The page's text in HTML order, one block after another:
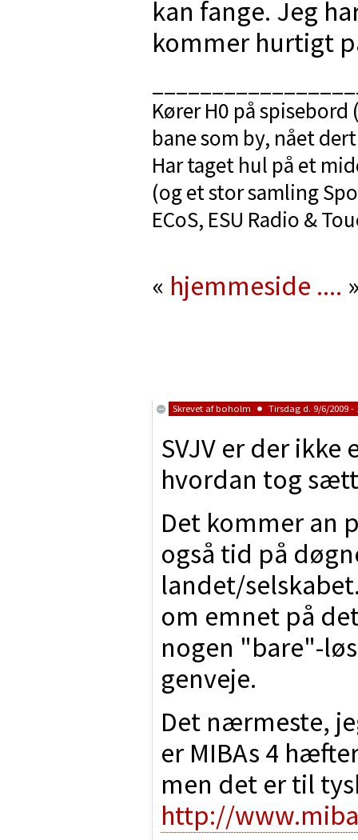
kan fange. Jeg
kommer hurtigt
Kører H0 på spisebord
bane som by, nået
Har taget hul på et
(og et stor samling
ECoS, ESU Radio &
« hjemmeside ....
Skrevet afboholm Tirsdag d. 9/6/2009 -
SVJV er der
hvordan tog
Det kommer an
også tid på
landet/
om emnet på
nogen "bare"-
genveje.
Det nærmeste,
er MIBAs 4
men det er til
http://